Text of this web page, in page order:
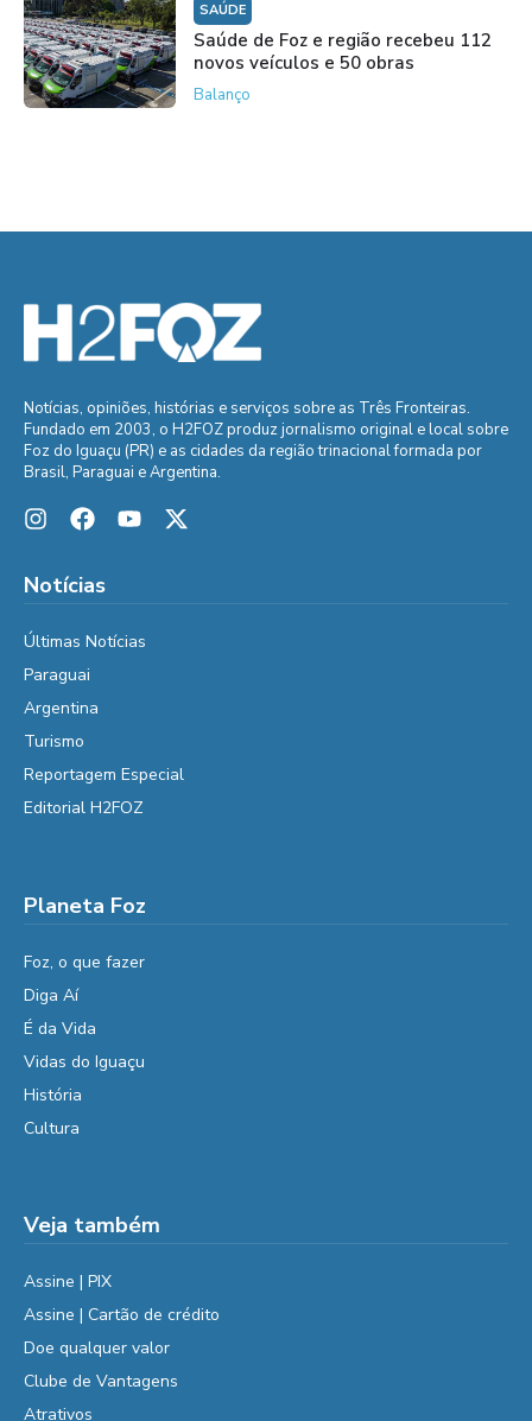
SAÚDE
Saúde de Foz e região recebeu 112
novos veículos e 50 obras
Balanço
Notícias, opiniões, histórias e serviços sobre as Três Fronteiras.
Fundado em 2003, o H2FOZ produz jornalismo original e local sobre
Foz do Iguaçu (PR) e as cidades da região trinacional formada por
Brasil, Paraguai e Argentina.
Notícias
Últimas Notícias
Paraguai
Argentina
Turismo
Reportagem Especial
Editorial H2FOZ
Planeta Foz
Foz, o que fazer
Diga Aí
É da Vida
Vidas do Iguaçu
História
Cultura
Veja também
Assine | PIX
Assine | Cartão de crédito
Doe qualquer valor
Clube de Vantagens
Atrativos